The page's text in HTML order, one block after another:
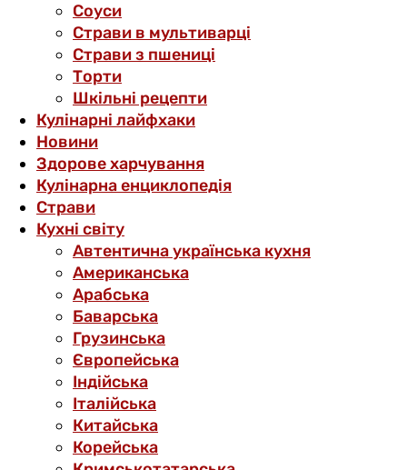
Соуси
Страви в мультиварці
Страви з пшениці
Торти
Шкільні рецепти
Кулінарні лайфхаки
Новини
Здорове харчування
Кулінарна енциклопедія
Страви
Кухні світу
Автентична українська кухня
Американська
Арабська
Баварська
Грузинська
Європейська
Індійська
Італійська
Китайська
Корейська